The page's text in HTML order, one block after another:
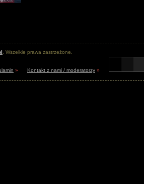
. Wszelkie prawa zastrzeżone.
» Kontakt z nami / moderatorzy »